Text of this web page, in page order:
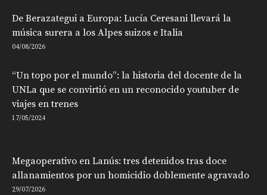
De Berazategui a Europa: Lucía Ceresani llevará la
música surera a los Alpes suizos e Italia
04/08/2026
“Un topo por el mundo”: la historia del docente de la
UNLa que se convirtió en un reconocido youtuber de
viajes en trenes
17/05/2024
Megaoperativo en Lanús: tres detenidos tras doce
allanamientos por un homicidio doblemente agravado
29/07/2026